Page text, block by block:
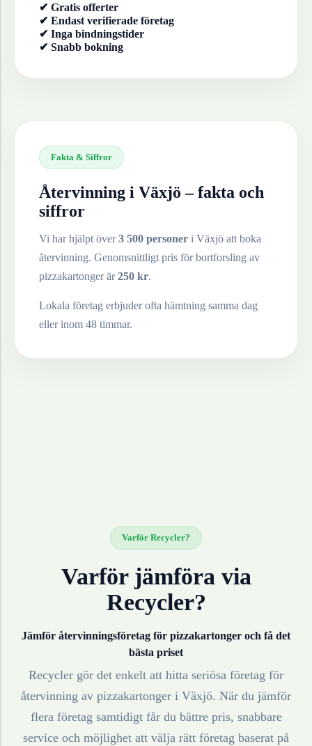
✔ Gratis offerter
✔ Endast verifierade företag
✔ Inga bindningstider
✔ Snabb bokning
Fakta & Siffror
Återvinning i Växjö – fakta och
siffror
Vi har hjälpt över3 500 personer i Växjö att boka
återvinning. Genomsnittligt pris för bortforsling av
pizzakartongerär250 kr.
Lokala företag erbjuder ofta hämtning samma dag
eller inom 48 timmar.
Varför Recycler?
Varför jämföra via
Recycler?
Jämför återvinningsföretag för pizzakartonger och få det
bästa priset
Recycler gör det enkelt att hitta seriösa företag för
återvinning av pizzakartonger i Växjö. När du jämför
flera företag samtidigt får du bättre pris, snabbare
service och möjlighet att välja rätt företag baserat på